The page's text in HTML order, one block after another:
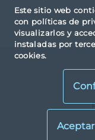
Este sitio web
con políticas de
visualizarlos y
instaladas por
cookies.